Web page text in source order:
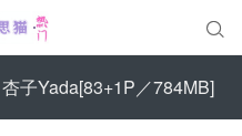

子Yada[83+1P／784MB]